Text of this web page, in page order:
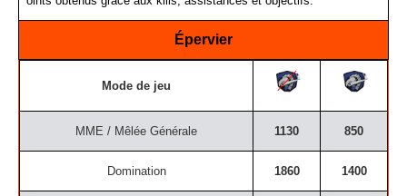
Épervier
Mode de jeu
MME / Mêlée Générale 1130 850
Domination 1860 1400